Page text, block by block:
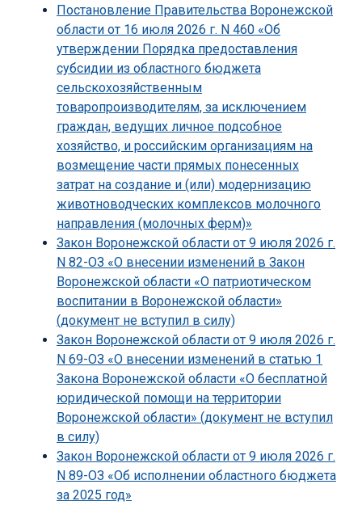
Постановление Правительства Воронежской
области от 16 июля 2026 г. N 460 «Об
утверждении Порядка предоставления
субсидии из областного бюджета
сельскохозяйственным
товаропроизводителям, за исключением
граждан, ведущих личное подсобное
хозяйство, и российским организациям на
возмещение части прямых понесенных
затрат на создание и (или) модернизацию
животноводческих комплексов молочного
направления (молочных ферм)»
Закон Воронежской области от 9 июля 2026 г.
N 82-ОЗ «О внесении изменений в Закон
Воронежской области «О патриотическом
воспитании в Воронежской области»
(документ не вступил в силу)
Закон Воронежской области от 9 июля 2026 г.
N 69-ОЗ «О внесении изменений в статью 1
Закона Воронежской области «О бесплатной
юридической помощи на территории
Воронежской области» (документ не вступил
в силу)
Закон Воронежской области от 9 июля 2026 г.
N 89-ОЗ «Об исполнении областного бюджета
за 2025 год»